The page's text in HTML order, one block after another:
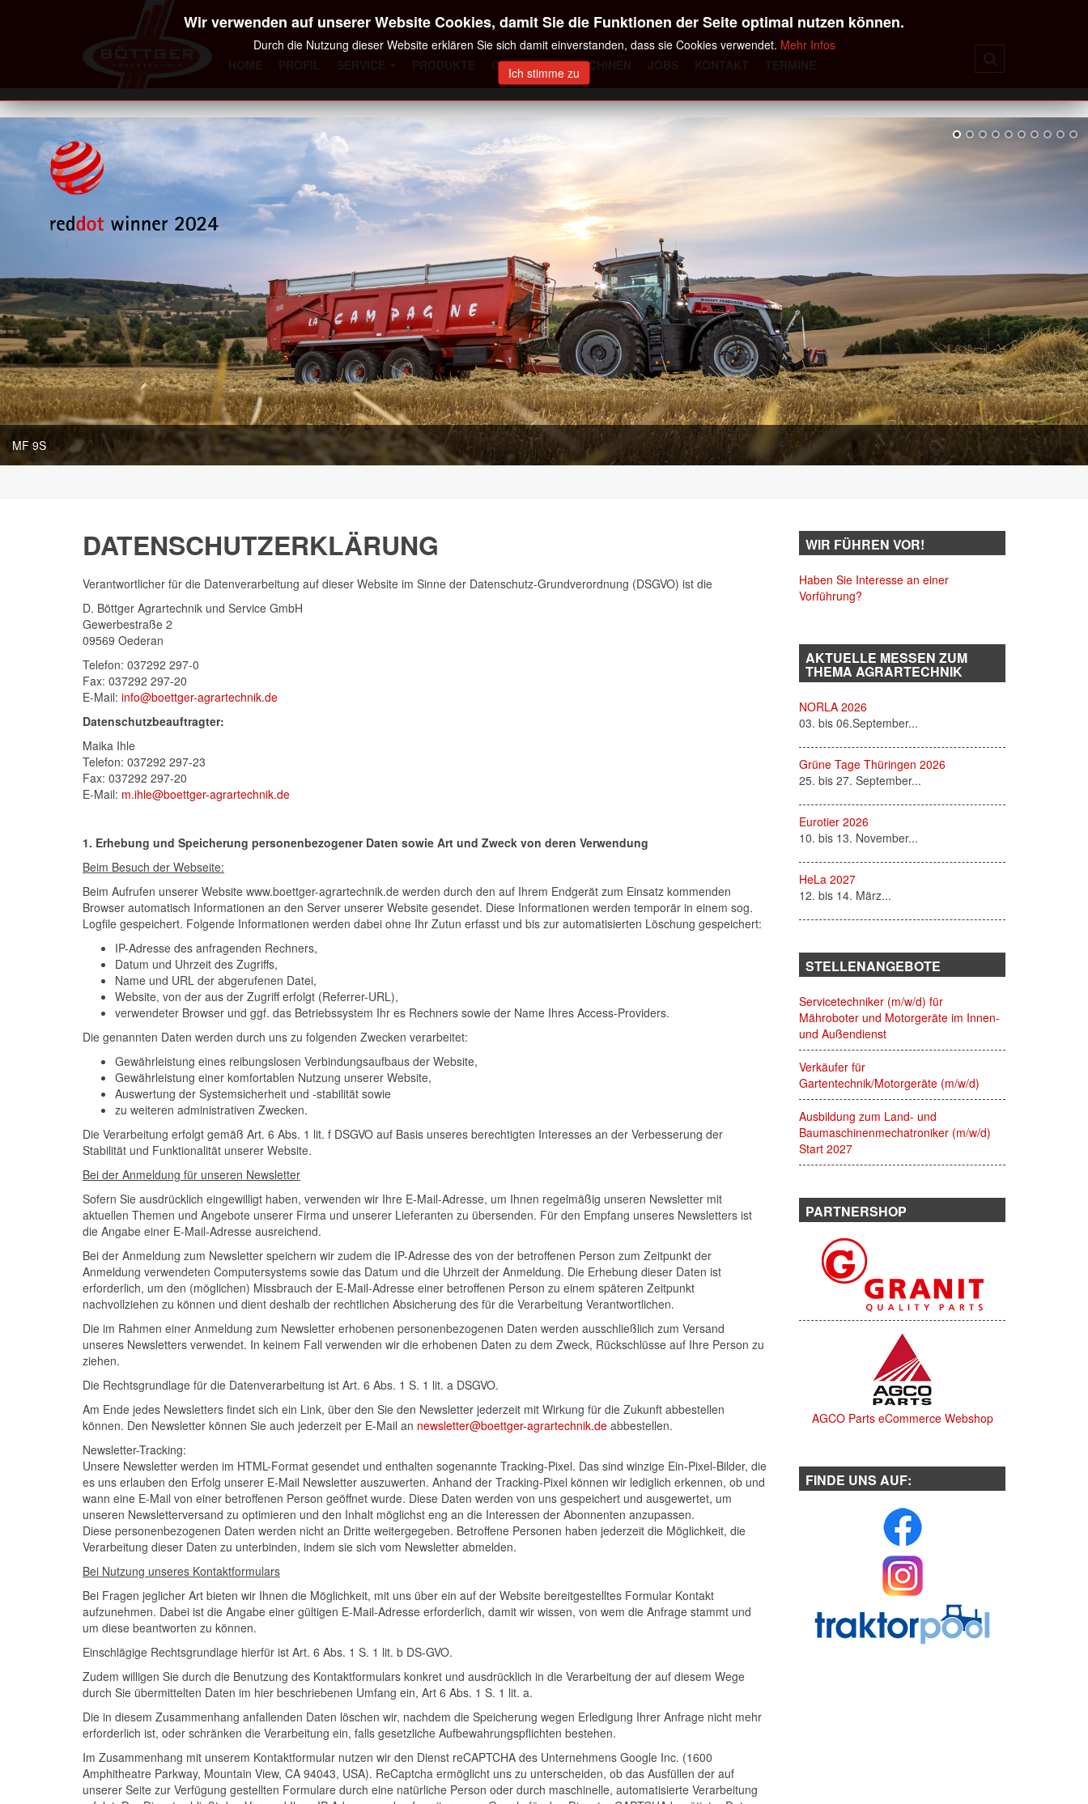
Wir verwenden auf unserer Website Cookies, damit Sie die Funktionen der Seite optimal nutzen können.
Durch die Nutzung dieser Website erklären Sie sich damit einverstanden, dass sie Cookies verwendet. Mehr Infos
Ich stimme zu
GEBRAUCHTMASCHINEN
MF 9S
DATENSCHUTZERKLÄRUNG
Verantwortlicher für die Datenverarbeitung auf dieser Website im Sinne der Datenschutz-Grundverordnung (DSGVO) ist die
D. Böttger Agrartechnik und Service GmbH
Gewerbestraße 2
09569 Oederan
Telefon: 037292 297-0
Fax: 037292 297-20
E-Mail: info@boettger-agrartechnik.de
Datenschutzbeauftragter:
Maika Ihle
Telefon: 037292 297-23
Fax: 037292 297-20
E-Mail: m.ihle@boettger-agrartechnik.de
1. Erhebung und Speicherung personenbezogener Daten sowie Art und Zweck von deren Verwendung
Beim Besuch der Webseite:
Beim Aufrufen unserer Website www.boettger-agrartechnik.de werden durch den auf Ihrem Endgerät zum Einsatz kommenden
Browser automatisch Informationen an den Server unserer Website gesendet. Diese Informationen werden temporär in einem sog.
Logfile gespeichert. Folgende Informationen werden dabei ohne Ihr Zutun erfasst und bis zur automatisierten Löschung gespeichert:
IP-Adresse des anfragenden Rechners,
Datum und Uhrzeit des Zugriffs,
Name und URL der abgerufenen Datei,
Website, von der aus der Zugriff erfolgt (Referrer-URL),
verwendeter Browser und ggf. das Betriebssystem Ihr es Rechners sowie der Name Ihres Access-Providers.
Die genannten Daten werden durch uns zu folgenden Zwecken verarbeitet:
Gewährleistung eines reibungslosen Verbindungsaufbaus der Website,
Gewährleistung einer komfortablen Nutzung unserer Website,
Auswertung der Systemsicherheit und -stabilität sowie
zu weiteren administrativen Zwecken.
Die Verarbeitung erfolgt gemäß Art. 6 Abs. 1 lit. f DSGVO auf Basis unseres berechtigten Interesses an der Verbesserung der
Stabilität und Funktionalität unserer Website.
Bei der Anmeldung für unseren Newsletter
Sofern Sie ausdrücklich eingewilligt haben, verwenden wir Ihre E-Mail-Adresse, um Ihnen regelmäßig unseren Newsletter mit
aktuellen Themen und Angebote unserer Firma und unserer Lieferanten zu übersenden. Für den Empfang unseres Newsletters ist
die Angabe einer E-Mail-Adresse ausreichend.
Bei der Anmeldung zum Newsletter speichern wir zudem die IP-Adresse des von der betroffenen Person zum Zeitpunkt der
Anmeldung verwendeten Computersystems sowie das Datum und die Uhrzeit der Anmeldung. Die Erhebung dieser Daten ist
erforderlich, um den (möglichen) Missbrauch der E-Mail-Adresse einer betroffenen Person zu einem späteren Zeitpunkt
nachvollziehen zu können und dient deshalb der rechtlichen Absicherung des für die Verarbeitung Verantwortlichen.
Die im Rahmen einer Anmeldung zum Newsletter erhobenen personenbezogenen Daten werden ausschließlich zum Versand
unseres Newsletters verwendet. In keinem Fall verwenden wir die erhobenen Daten zu dem Zweck, Rückschlüsse auf Ihre Person zu
ziehen.
Die Rechtsgrundlage für die Datenverarbeitung ist Art. 6 Abs. 1 S. 1 lit. a DSGVO.
Am Ende jedes Newsletters findet sich ein Link, über den Sie den Newsletter jederzeit mit Wirkung für die Zukunft abbestellen
können. Den Newsletter können Sie auch jederzeit per E-Mail an newsletter@boettger-agrartechnik.de abbestellen.
Newsletter-Tracking:
Unsere Newsletter werden im HTML-Format gesendet und enthalten sogenannte Tracking-Pixel. Das sind winzige Ein-Pixel-Bilder, die
es uns erlauben den Erfolg unserer E-Mail Newsletter auszuwerten. Anhand der Tracking-Pixel können wir lediglich erkennen, ob und
wann eine E-Mail von einer betroffenen Person geöffnet wurde. Diese Daten werden von uns gespeichert und ausgewertet, um
unseren Newsletterversand zu optimieren und den Inhalt möglichst eng an die Interessen der Abonnenten anzupassen.
Diese personenbezogenen Daten werden nicht an Dritte weitergegeben. Betroffene Personen haben jederzeit die Möglichkeit, die
Verarbeitung dieser Daten zu unterbinden, indem sie sich vom Newsletter abmelden.
Bei Nutzung unseres Kontaktformulars
Bei Fragen jeglicher Art bieten wir Ihnen die Möglichkeit, mit uns über ein auf der Website bereitgestelltes Formular Kontakt
aufzunehmen. Dabei ist die Angabe einer gültigen E-Mail-Adresse erforderlich, damit wir wissen, von wem die Anfrage stammt und
um diese beantworten zu können.
Einschlägige Rechtsgrundlage hierfür ist Art. 6 Abs. 1 S. 1 lit. b DS-GVO.
Zudem willigen Sie durch die Benutzung des Kontaktformulars konkret und ausdrücklich in die Verarbeitung der auf diesem Wege
durch Sie übermittelten Daten im hier beschriebenen Umfang ein, Art 6 Abs. 1 S. 1 lit. a.
Die in diesem Zusammenhang anfallenden Daten löschen wir, nachdem die Speicherung wegen Erledigung Ihrer Anfrage nicht mehr
erforderlich ist, oder schränken die Verarbeitung ein, falls gesetzliche Aufbewahrungspflichten bestehen.
Im Zusammenhang mit unserem Kontaktformular nutzen wir den Dienst reCAPTCHA des Unternehmens Google Inc. (1600
Amphitheatre Parkway, Mountain View, CA 94043, USA). ReCaptcha ermöglicht uns zu unterscheiden, ob das Ausfüllen der auf
unserer Seite zur Verfügung gestellten Formulare durch eine natürliche Person oder durch maschinelle, automatisierte Verarbeitung
WIR FÜHREN VOR!
Haben Sie Interesse an einer
Vorführung?
AKTUELLE MESSEN ZUM
THEMA AGRARTECHNIK
NORLA 2026
03. bis 06.September...
Grüne Tage Thüringen 2026
25. bis 27. September...
Eurotier 2026
10. bis 13. November...
HeLa 2027
12. bis 14. März...
STELLENANGEBOTE
Servicetechniker (m/w/d) für
Mähroboter und Motorgeräte im Innen-
und Außendienst
Verkäufer für
Gartentechnik/Motorgeräte (m/w/d)
Ausbildung zum Land- und
Baumaschinenmechatroniker (m/w/d)
Start 2027
PARTNERSHOP
AGCO Parts eCommerce Webshop
FINDE UNS AUF: